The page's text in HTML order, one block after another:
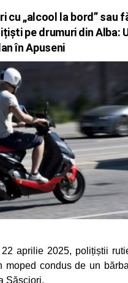
cu „alcool la bord” sau
pe drumuri din Alba:
în Apuseni
aprilie 2025, polițiștii
moped condus de un
Săsciori.